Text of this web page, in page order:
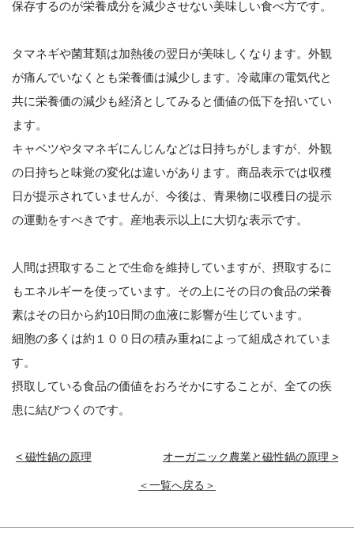
保存するのが栄養成分を減少させない美味しい食べ方です。
タマネギや菌茸類は加熱後の翌日が美味しくなります。外観
が痛んでいなくとも栄養価は減少します。冷蔵庫の電気代と
共に栄養価の減少も経済としてみると価値の低下を招いてい
ます。
キャベツやタマネギにんじんなどは日持ちがしますが、外観
の日持ちと味覚の変化は違いがあります。商品表示では収穫
日が提示されていませんが、今後は、青果物に収穫日の提示
の運動をすべきです。産地表示以上に大切な表示です。
人間は摂取することで生命を維持していますが、摂取するに
もエネルギーを使っています。その上にその日の食品の栄養
素はその日から約10日間の血液に影響が生じています。
細胞の多くは約１００日の積み重ねによって組成されていま
す。
摂取している食品の価値をおろそかにすることが、全ての疾
患に結びつくのです。
<磁性鍋の原理 オーガニック農業と磁性鍋の原理 >
＜一覧へ戻る＞